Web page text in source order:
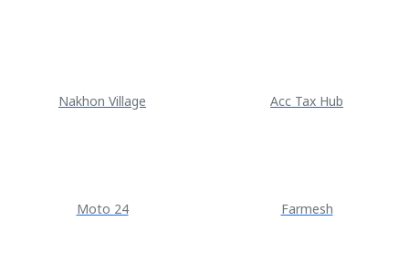
Nakhon Village Acc Tax Hub
Moto 24 Farmesh